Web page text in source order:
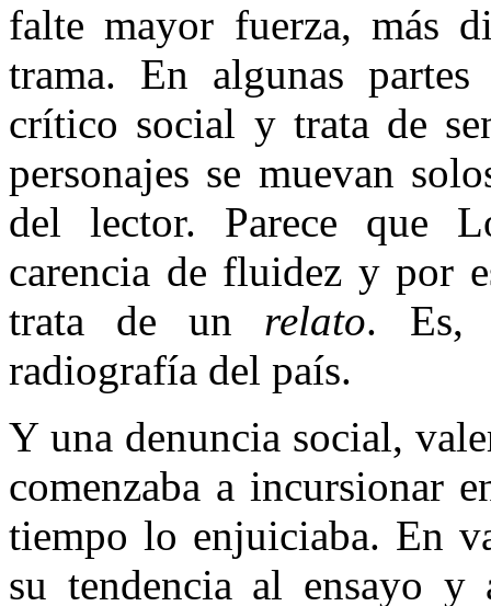
falte mayor fuerza, más
trama. En algunas
crítico social y trata de
personajes se muevan
del lector. Parece que
carencia de fluidez y por
trata de un relato. Es,
radiografía del país.
Y una denuncia social,
comenzaba a incursionar
tiempo lo enjuiciaba. En
su tendencia al ensayo